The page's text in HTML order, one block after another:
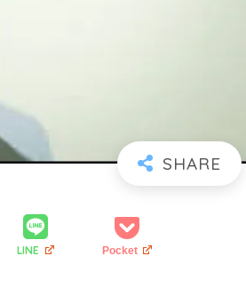
LINE Pocket